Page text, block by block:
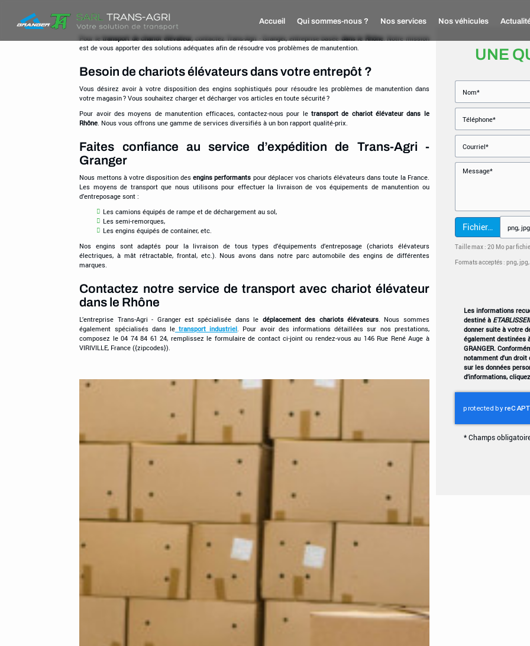
-
Granger
Accueil Qui sommes-nous ? Nos services Nos véhicules
Pour le transport de chariot élévateur, contactez Trans-Agri - Granger, entreprise basée dans le Rhône. Notre mission
est de vous apporter des solutions adéquates afin de résoudre vos problèmes de manutention.
Besoin de chariots élévateurs dans votre entrepôt ?
Vous désirez avoir à votre disposition des engins sophistiqués pour résoudre les problèmes de manutention dans
votre magasin ? Vous souhaitez charger et décharger vos articles en toute sécurité ?
Pour avoir des moyens de manutention efficaces, contactez-nous pour le transport de chariot élévateur dans le
Rhône. Nous vous offrons une gamme de services diversifiés à un bon rapport qualité-prix.
Faites confiance au service d’expédition de Trans-Agri -
Granger
Nous mettons à votre disposition desengins performants pour déplacer vos chariots élévateurs dans toute la France.
Les moyens de transport que nous utilisons pour effectuer la livraison de vos équipements de manutention ou
d’entreposage sont :
Les camions équipés de rampe et de déchargement au sol,
Les semi-remorques,
Les engins équipés de container, etc.
Nos engins sont adaptés pour la livraison de tous types d’équipements d’entreposage (chariots élévateurs
électriques, à mât rétractable, frontal, etc.). Nous avons dans notre parc automobile des engins de différentes
marques.
Contactez notre service de transport avec chariot élévateur
dans le Rhône
L’entreprise Trans-Agri - Granger est spécialisée dans le déplacement des chariots élévateurs. Nous sommes
également spécialisés dans letransport industriel. Pour avoir des informations détaillées sur nos prestations,
composez le 04 74 84 61 24, remplissez le formulaire de contact ci-joint ou rendez-vous au 146 Rue René Auge à
VIRIVILLE, France ({zipcodes}).
UNE
Fichier…
Taille max : 20 Mo par
Formats acceptés : png,
Les informations
destiné à
donner suite à votre
également destinées
GRANGER.
notamment d'un droit
sur les données
d’informations, cliquez
*Champs